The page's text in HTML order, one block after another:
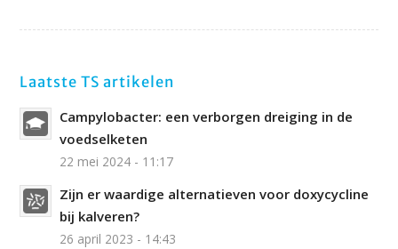
Laatste TS artikelen
Campylobacter: een verborgen dreiging in de
voedselketen
22 mei 2024 - 11:17
Zijn er waardige alternatieven voor doxycycline
bij kalveren?
26 april 2023 - 14:43